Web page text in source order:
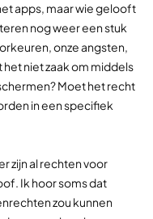
apps, maar wie gelooft
nog weer een stuk
onze angsten,
niet zaak om middels
Moet het recht
in een specifiek
zijn al rechten voor
Ik hoor soms dat
zou kunnen